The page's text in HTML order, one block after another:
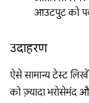
आउटपुट को
उदाहरण
ऐसे सामान्य टेस्ट
को ज़्यादा भरोसेमंद